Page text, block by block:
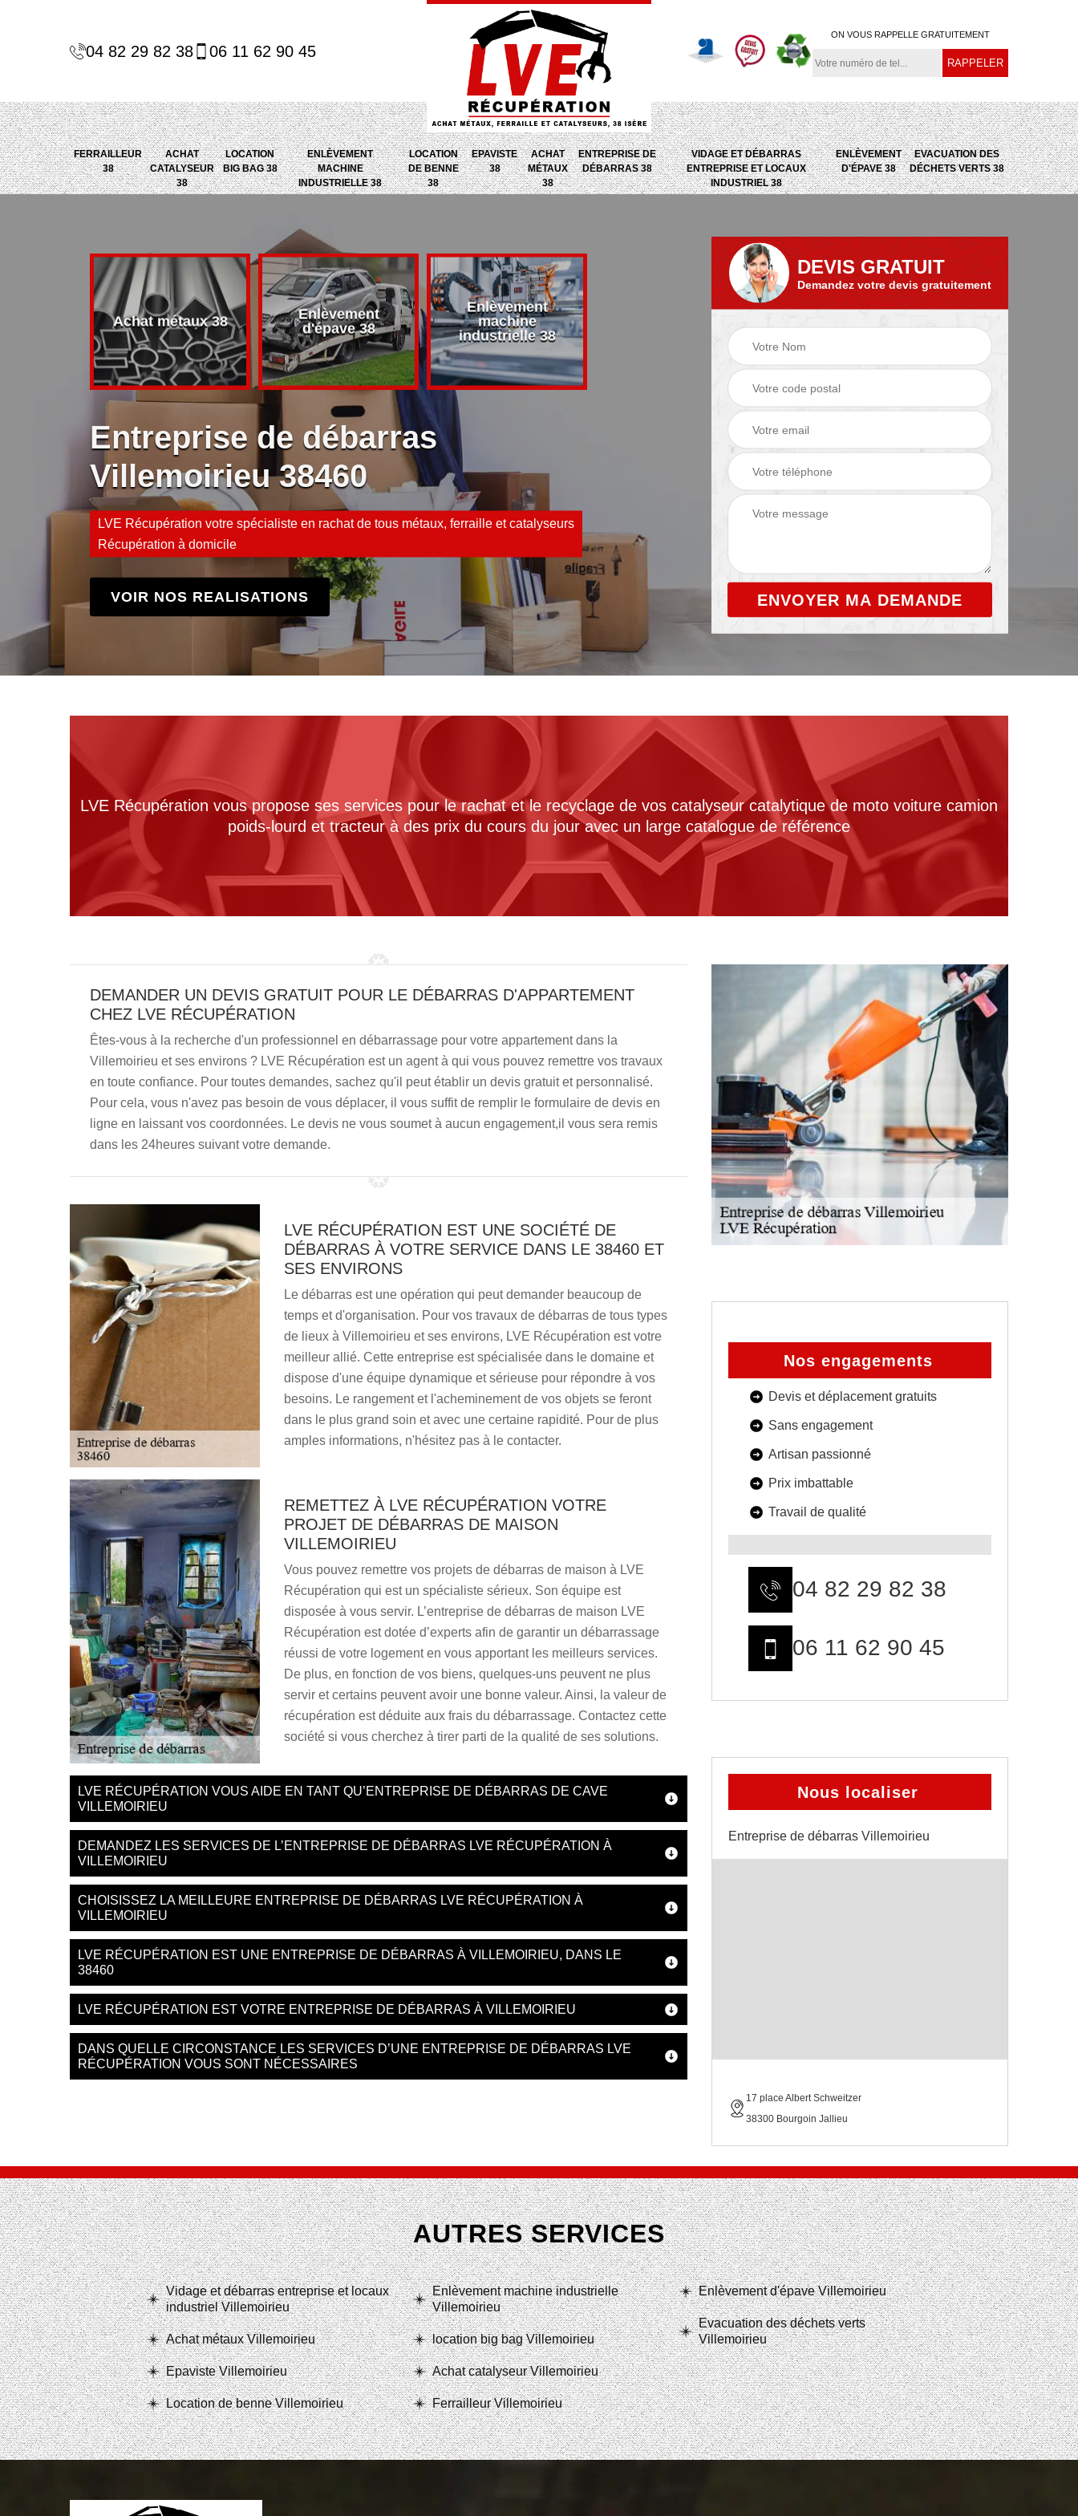
04 82 29 82 38 06 11 62 90 45
ON VOUS RAPPELLE GRATUITEMENT
FERRAILLEUR
38
ACHAT
CATALYSEUR
38
LOCATION
BIG BAG 38
ENLÈVEMENT
MACHINE
INDUSTRIELLE 38
LOCATION
DE BENNE
38
EPAVISTE
38
ACHAT
MÉTAUX
38
ENTREPRISE DE
DÉBARRAS 38
VIDAGE ET DÉBARRAS
ENTREPRISE ET LOCAUX
INDUSTRIEL 38
ENLÈVEMENT
D'ÉPAVE 38
EVACUATION DES
DÉCHETS VERTS 38
Achat métaux 38
Enlèvement
d'épave 38
Enlèvement
machine
industrielle 38
Entreprise de
Evacuation des
déchets verts 38
Entreprise de débarras
Villemoirieu 38460
LVE Récupération votre spécialiste en rachat de tous métaux, ferraille et catalyseurs
Récupération à domicile
VOIR NOS REALISATIONS
DEVIS GRATUIT
Demandez votre devis gratuitement
LVE Récupération vous propose ses services pour le rachat et le recyclage de vos catalyseur catalytique de moto voiture camion
poids-lourd et tracteur à des prix du cours du jour avec un large catalogue de référence
DEMANDER UN DEVIS GRATUIT POUR LE DÉBARRAS D'APPARTEMENT
CHEZ LVE RÉCUPÉRATION
Êtes-vous à la recherche d'un professionnel en débarrassage pour votre appartement dans la
Villemoirieu et ses environs ? LVE Récupération est un agent à qui vous pouvez remettre vos travaux
en toute confiance. Pour toutes demandes, sachez qu'il peut établir un devis gratuit et personnalisé.
Pour cela, vous n'avez pas besoin de vous déplacer, il vous suffit de remplir le formulaire de devis en
ligne en laissant vos coordonnées. Le devis ne vous soumet à aucun engagement,il vous sera remis
dans les 24heures suivant votre demande.
LVE RÉCUPÉRATION EST UNE SOCIÉTÉ DE
DÉBARRAS À VOTRE SERVICE DANS LE 38460 ET
SES ENVIRONS
Le débarras est une opération qui peut demander beaucoup de
temps et d'organisation. Pour vos travaux de débarras de tous types
de lieux à Villemoirieu et ses environs, LVE Récupération est votre
meilleur allié. Cette entreprise est spécialisée dans le domaine et
dispose d'une équipe dynamique et sérieuse pour répondre à vos
besoins. Le rangement et l'acheminement de vos objets se feront
dans le plus grand soin et avec une certaine rapidité. Pour de plus
amples informations, n'hésitez pas à le contacter.
REMETTEZ À LVE RÉCUPÉRATION VOTRE
PROJET DE DÉBARRAS DE MAISON
VILLEMOIRIEU
Vous pouvez remettre vos projets de débarras de maison à LVE
Récupération qui est un spécialiste sérieux. Son équipe est
disposée à vous servir. L’entreprise de débarras de maison LVE
Récupération est dotée d’experts afin de garantir un débarrassage
réussi de votre logement en vous apportant les meilleurs services.
De plus, en fonction de vos biens, quelques-uns peuvent ne plus
servir et certains peuvent avoir une bonne valeur. Ainsi, la valeur de
récupération est déduite aux frais du débarrassage. Contactez cette
société si vous cherchez à tirer parti de la qualité de ses solutions.
LVE RÉCUPÉRATION VOUS AIDE EN TANT QU’ENTREPRISE DE DÉBARRAS DE CAVE
VILLEMOIRIEU
DEMANDEZ LES SERVICES DE L’ENTREPRISE DE DÉBARRAS LVE RÉCUPÉRATION À
VILLEMOIRIEU
CHOISISSEZ LA MEILLEURE ENTREPRISE DE DÉBARRAS LVE RÉCUPÉRATION À
VILLEMOIRIEU
LVE RÉCUPÉRATION EST UNE ENTREPRISE DE DÉBARRAS À VILLEMOIRIEU, DANS LE
38460
LVE RÉCUPÉRATION EST VOTRE ENTREPRISE DE DÉBARRAS À VILLEMOIRIEU
DANS QUELLE CIRCONSTANCE LES SERVICES D’UNE ENTREPRISE DE DÉBARRAS LVE
RÉCUPÉRATION VOUS SONT NÉCESSAIRES
Nos engagements
Devis et déplacement gratuits
Sans engagement
Artisan passionné
Prix imbattable
Travail de qualité
04 82 29 82 38
06 11 62 90 45
Nous localiser
Entreprise de débarras Villemoirieu
17 place Albert Schweitzer
38300 Bourgoin Jallieu
AUTRES SERVICES
Vidage et débarras entreprise et locaux
industriel Villemoirieu
Achat métaux Villemoirieu
Epaviste Villemoirieu
Location de benne Villemoirieu
Enlèvement machine industrielle
Villemoirieu
location big bag Villemoirieu
Achat catalyseur Villemoirieu
Ferrailleur Villemoirieu
Enlèvement d'épave Villemoirieu
Evacuation des déchets verts
Villemoirieu